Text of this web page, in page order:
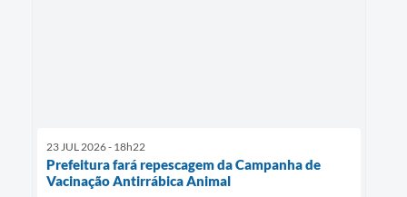
23 JUL 2026 - 18h22
Prefeitura fará repescagem da Campanha de
Vacinação Antirrábica Animal